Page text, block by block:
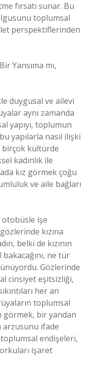
fırsatı sunar. Bu
toplumsal
perspektiflerinden
Yansıma mı,
duygusal ve ailevi
aynı zamanda
yapıyı, toplumun
yapılarla nasıl ilişki
birçok kültürde
kadınlık ile
kız görmek çoğu
ve aile bağları
otobüsle işe
kızına
belki de kızının
ne tür
Gözlerinde
cinsiyet eşitsizliği,
her an
toplumsal
görmek, bir yandan
arzusunu ifade
endişeleri,
işaret